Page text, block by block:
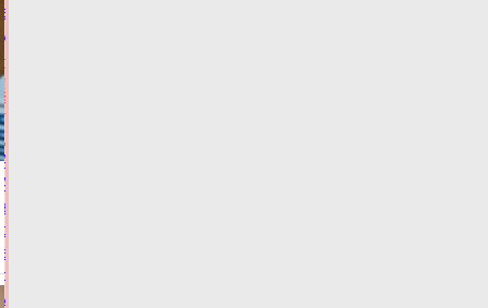
водительским
удостоверением
Сегодня:
15:02
ФОТО
ЗАКОН И
ПОРЯДОК
Алёна
Аршинова
заявила
о
важности
доступности
медпомощи